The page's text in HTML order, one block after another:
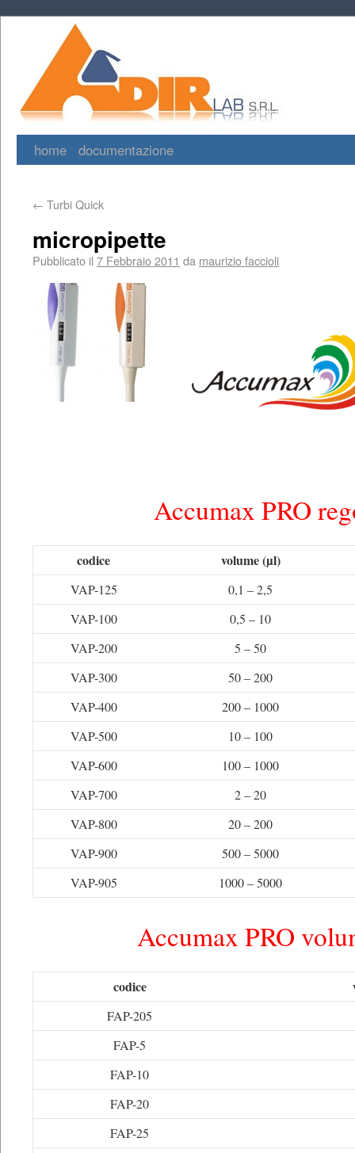
home documentazione
← Turbi Quick
micropipette
Pubblicato il 7 Febbraio 2011 da maurizio faccioli
Accumax PRO
codice volume (µl)
VAP-125
0,1 – 2,5
VAP-100
0,5 – 10
VAP-200
5 – 50
VAP-300
50 – 200
VAP-400
200 – 1000
VAP-500
10 – 100
VAP-600
100 – 1000
VAP-700
2 – 20
VAP-800
20 – 200
VAP-900
500 – 5000
VAP-905
1000 – 5000
Accumax PRO
codice
FAP-205
FAP-5
FAP-10
FAP-20
FAP-25